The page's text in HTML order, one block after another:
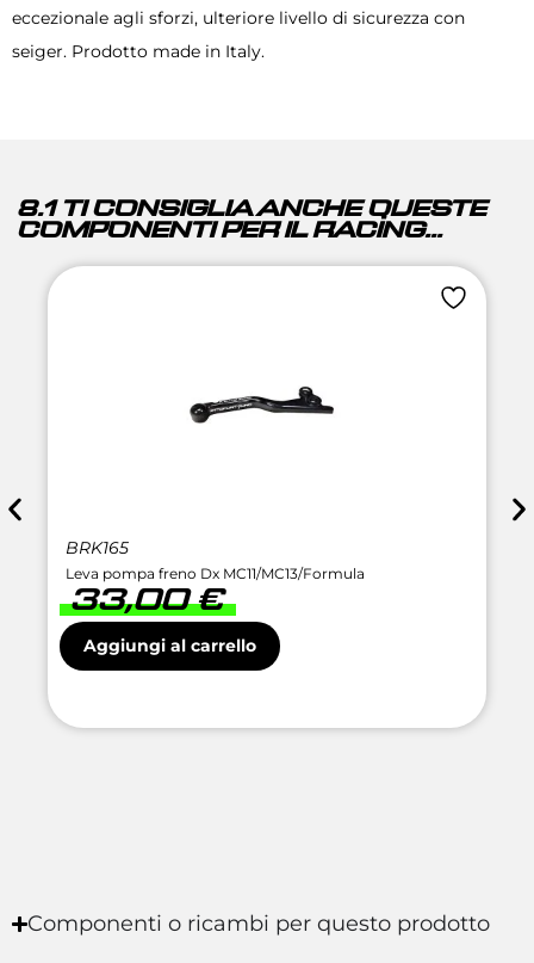
eccezionale agli sforzi, ulteriore livello di sicurezza con
seiger. Prodotto made in Italy.
8.1 TI CONSIGLIA ANCHE QUESTE
COMPONENTI PER IL RACING...
BRK165
Leva pompa freno Dx MC11/MC13/Formula
33,00€
Aggiungi al carrello
Componenti o ricambi per questo prodotto